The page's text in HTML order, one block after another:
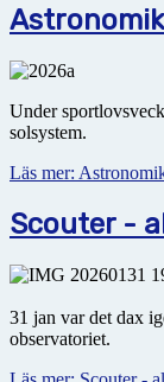
Under
solsystem.
Läs mer:
Scouter -
31 jan var det dax
observatoriet.